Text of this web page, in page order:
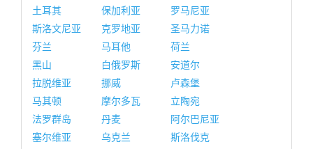
土耳其
保加利亚
罗马尼亚
斯洛文尼亚
克罗地亚
圣马力诺
芬兰
马耳他
荷兰
黑山
白俄罗斯
安道尔
拉脱维亚
挪威
卢森堡
马其顿
摩尔多瓦
立陶宛
法罗群岛
丹麦
阿尔巴尼亚
塞尔维亚
乌克兰
斯洛伐克